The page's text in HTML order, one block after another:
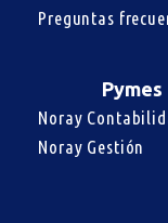
Preguntas
Pymes
Noray
Noray Gestión